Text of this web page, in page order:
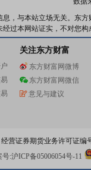
，与本站立场无关。东
过本网站证实，不对您
关注东方财富
东方财富网微博
东方财富网微信
意见与建议
营证券期货业务许可证编
号:沪ICP备05006054号-11